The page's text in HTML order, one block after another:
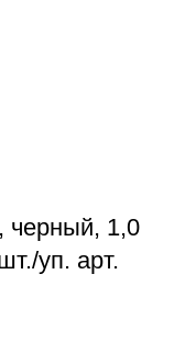
черный, 1,0
уп. арт.